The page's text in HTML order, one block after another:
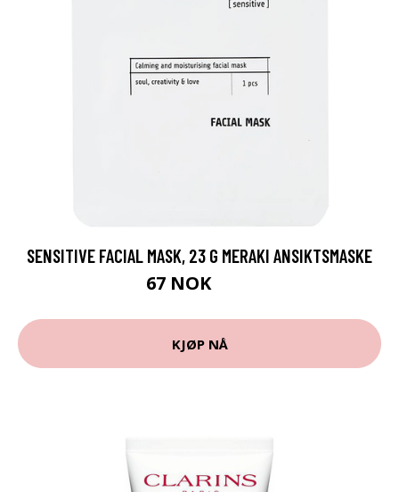
SENSITIVE FACIAL MASK, 23 G MERAKI ANSIKTSMASKE
67 NOK
KJØP NÅ